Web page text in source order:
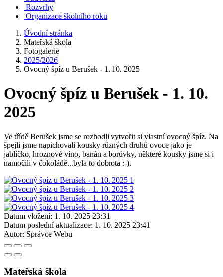
Rozvrhy
Organizace školního roku
Úvodní stránka
Mateřská škola
Fotogalerie
2025/2026
Ovocný špíz u Berušek - 1. 10. 2025
Ovocný špíz u Berušek - 1. 10.
2025
Ve třídě Berušek jsme se rozhodli vytvořit si vlastní ovocný špíz. Na
špejli jsme napichovali kousky různých druhů ovoce jako je
jablíčko, hroznové víno, banán a borůvky, některé kousky jsme si i
namočili v čokoládě...byla to dobrota :-).
Datum vložení: 1. 10. 2025 23:31
Datum poslední aktualizace: 1. 10. 2025 23:41
Autor: Správce Webu
Mateřská škola